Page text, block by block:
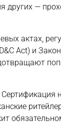
других —
актах,
Act) и